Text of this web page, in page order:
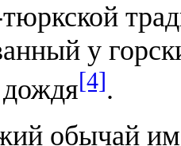
у
[4].
обычай